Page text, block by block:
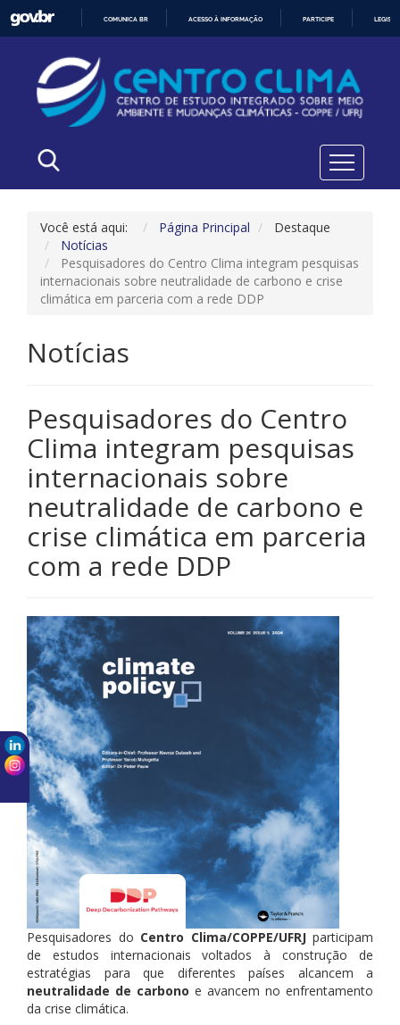
O
CONTEÚDO
COMUNICA BR ACESSO À INFORMAÇÃO PARTICIPE
Você está aqui: Página Principal
Destaque
Notícias
Pesquisadores do Centro Clima integram pesquisas
internacionais sobre neutralidade de carbono e crise
climática em parceria com a rede DDP
Notícias
Pesquisadores do Centro
Clima integram pesquisas
internacionais sobre
neutralidade de carbono e
crise climática em parceria
com a rede DDP
Pesquisadores do Centro Clima/COPPE/UFRJparticipam
de estudos internacionais voltados à construção de
estratégias para que diferentes países alcancem a
neutralidade de carbono e avancem no enfrentamento
da crise climática.